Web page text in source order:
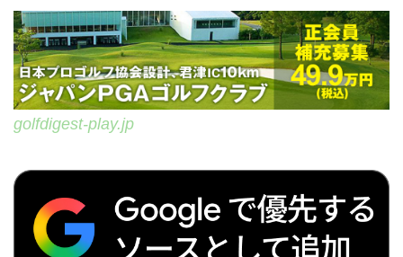
golfdigest-play.jp